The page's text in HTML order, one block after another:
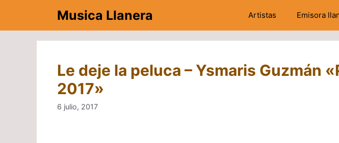
contenido
Musica Llanera Artistas Emisora
Le deje la peluca – Ysmaris Guzmán
2017»
6 julio, 2017